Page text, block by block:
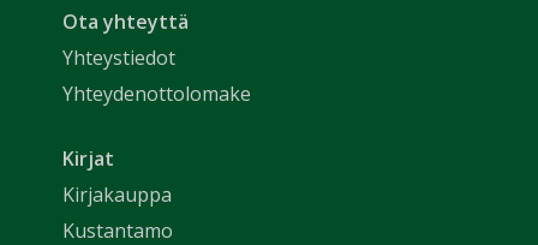
Ota yhteyttä
Yhteystiedot
Yhteydenottolomake
Kirjat
Kirjakauppa
Kustantamo